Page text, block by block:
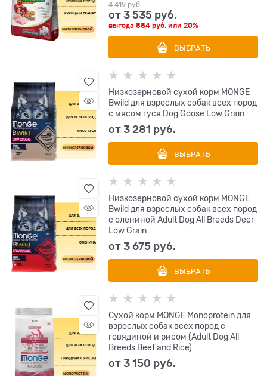
4 419 руб.
от3 535 руб.
выгода884 руб. или20%
ВЫБРАТЬ
Низкозерновой сухой корм MONGE
Bwild для взрослых собак всех пород
с мясом гуся Dog Goose Low Grain
от3 281 руб.
ВЫБРАТЬ
Низкозерновой сухой корм MONGE
Bwild для взрослых собак всех пород
с олениной Adult Dog All Breeds Deer
Low Grain
от3 675 руб.
ВЫБРАТЬ
Сухой корм MONGE Monoprotein для
взрослых собак всех пород с
говядиной и рисом (Adult Dog All
Breeds Beef and Rice)
от3 150 руб.